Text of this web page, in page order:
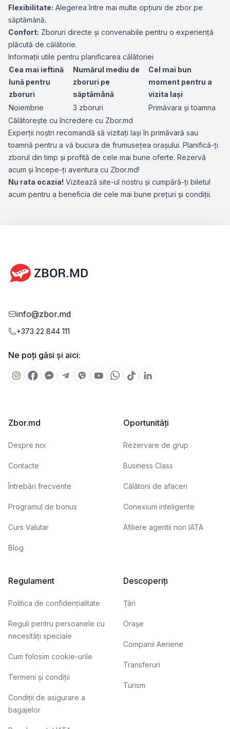
Flexibilitate: Alegerea între mai multe opțiuni de zbor pe
săptămână.
Confort: Zboruri directe și convenabile pentru o experiență
plăcută de călătorie.
Informații utile pentru planificarea călătoriei
Cea mai ieftină
lună pentru
zboruri
Numărul mediu de
zboruri pe
săptămână
Cel mai bun
moment pentru a
vizita Iași
Noiembrie
3 zboruri
Primăvara și toamna
Călătorește cu încredere cu Zbor.md
Experții noștri recomandă să vizitați Iași în primăvară sau
toamnă pentru a vă bucura de frumusețea orașului. Planifică-ți
zborul din timp și profită de cele mai bune oferte. Rezervă
acum și începe-ți aventura cu Zbor.md!
Nu rata ocazia! Vizitează site-ul nostru și cumpără-ți biletul
acum pentru a beneficia de cele mai bune prețuri și condiții.
info@zbor.md
+373 22 844 111
Ne poți găsi și aici:
Zbor.md
Despre noi
Contacte
Întrebări frecvente
Programul de bonus
Curs Valutar
Blog
Oportunități
Rezervare de grup
Business Class
Călătorii de afaceri
Conexiuni inteligente
Afiliere agentii non IATA
Regulament
Politica de confidențialitate
Reguli pentru persoanele cu
necesități speciale
Cum folosim cookie-urile
Termeni și condiții
Condiții de asigurare a
bagajelor
Descoperiți
Țări
Orașe
Companii Aeriene
Transferuri
Turism